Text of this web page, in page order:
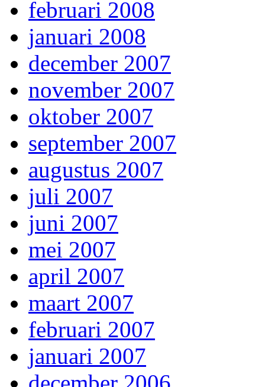
februari 2008
januari 2008
december 2007
november 2007
oktober 2007
september 2007
augustus 2007
juli 2007
juni 2007
mei 2007
april 2007
maart 2007
februari 2007
januari 2007